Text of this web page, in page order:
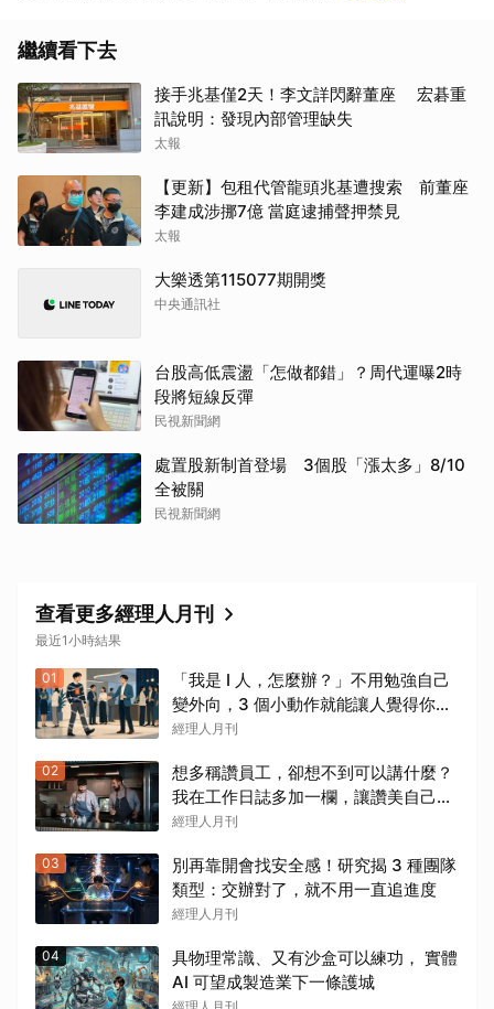
繼續看下去
接手兆基僅2天！李文詳閃辭董座 宏碁重
訊說明：發現內部管理缺失
太報
【更新】包租代管龍頭兆基遭搜索 前董座
李建成涉挪7億 當庭逮捕聲押禁見
太報
大樂透第115077期開獎
中央通訊社
台股高低震盪「怎做都錯」？周代運曝2時
段將短線反彈
民視新聞網
處置股新制首登場 3個股「漲太多」8/10
全被關
民視新聞網
查看更多經理人月刊
最近1小時結果
01
「我是 I 人，怎麼辦？」不用勉強自己
變外向，3 個小動作就能讓人覺得你很
好聊
經理人月刊
02
想多稱讚員工，卻想不到可以講什麼？
我在工作日誌多加一欄，讓讚美自己冒
出來
經理人月刊
03
別再靠開會找安全感！研究揭 3 種團隊
類型：交辦對了，就不用一直追進度
經理人月刊
04
具物理常識、又有沙盒可以練功， 實體
AI 可望成製造業下一條護城